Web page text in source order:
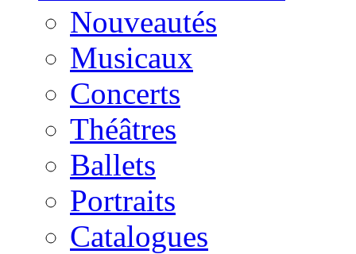
Nouveautés
Musicaux
Concerts
Théâtres
Ballets
Portraits
Catalogues